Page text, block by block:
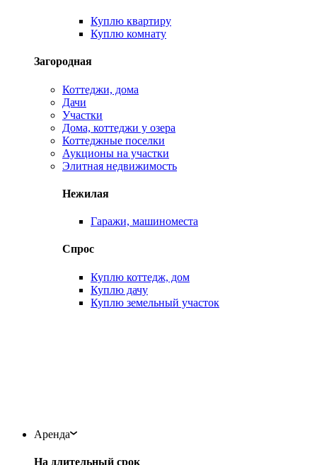
Куплю квартиру
Куплю комнату
Загородная
Коттеджи, дома
Дачи
Участки
Дома, коттеджи у озера
Коттеджные поселки
Аукционы на участки
Элитная недвижимость
Нежилая
Гаражи, машиноместа
Спрос
Куплю коттедж, дом
Куплю дачу
Куплю земельный участок
Аренда
На длительный срок